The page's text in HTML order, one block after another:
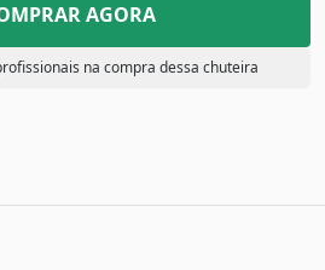
AGORA
na compra dessa chuteira